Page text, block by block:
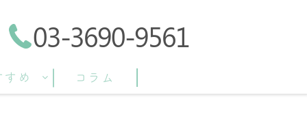
03-3690-9561
め コラム